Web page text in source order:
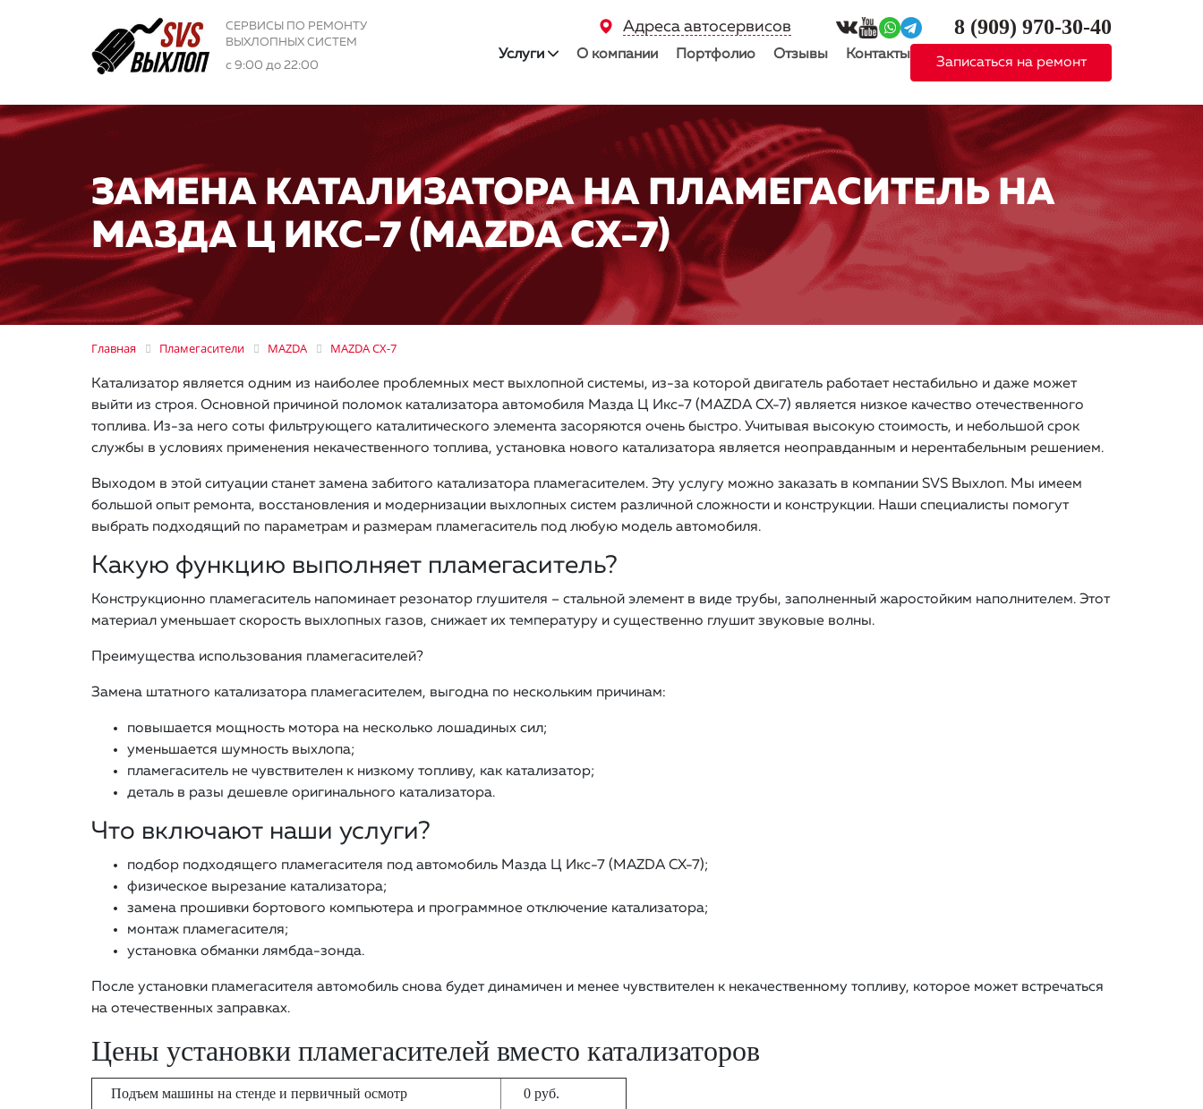
СЕРВИСЫ ПО РЕМОНТУ
ВЫХЛОПНЫХ СИСТЕМ
с 9:00 до 22:00
Адреса автосервисов 8 (909) 970-30-40
Услуги О компании Портфолио Отзывы Контакты
Записаться на ремонт
ЗАМЕНА КАТАЛИЗАТОРА НА ПЛАМЕГАСИТЕЛЬ НА
МАЗДА Ц ИКС-7 (MAZDA CX-7)
Главная Пламегасители MAZDA MAZDA CX-7
Катализатор является одним из наиболее проблемных мест выхлопной системы, из-за которой двигатель работает нестабильно и даже может
выйти из строя. Основной причиной поломок катализатора автомобиля Мазда Ц Икс-7 (MAZDA CX-7) является низкое качество отечественного
топлива. Из-за него соты фильтрующего каталитического элемента засоряются очень быстро. Учитывая высокую стоимость, и небольшой срок
службы в условиях применения некачественного топлива, установка нового катализатора является неоправданным и нерентабельным решением.
Выходом в этой ситуации станет замена забитого катализатора пламегасителем. Эту услугу можно заказать в компании SVS Выхлоп. Мы имеем
большой опыт ремонта, восстановления и модернизации выхлопных систем различной сложности и конструкции. Наши специалисты помогут
выбрать подходящий по параметрам и размерам пламегаситель под любую модель автомобиля.
Какую функцию выполняет пламегаситель?
Конструкционно пламегаситель напоминает резонатор глушителя – стальной элемент в виде трубы, заполненный жаростойким наполнителем. Этот
материал уменьшает скорость выхлопных газов, снижает их температуру и существенно глушит звуковые волны.
Преимущества использования пламегасителей?
Замена штатного катализатора пламегасителем, выгодна по нескольким причинам:
повышается мощность мотора на несколько лошадиных сил;
уменьшается шумность выхлопа;
пламегаситель не чувствителен к низкому топливу, как катализатор;
деталь в разы дешевле оригинального катализатора.
Что включают наши услуги?
подбор подходящего пламегасителя под автомобиль Мазда Ц Икс-7 (MAZDA CX-7);
физическое вырезание катализатора;
замена прошивки бортового компьютера и программное отключение катализатора;
монтаж пламегасителя;
установка обманки лямбда-зонда.
После установки пламегасителя автомобиль снова будет динамичен и менее чувствителен к некачественному топливу, которое может встречаться
на отечественных заправках.
Цены установки пламегасителей вместо катализаторов
Подъем машины на стенде и первичный осмотр 0 руб.